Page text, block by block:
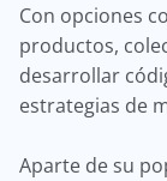
Con opciones
productos,
desarrollar
estrategias de
Aparte de su